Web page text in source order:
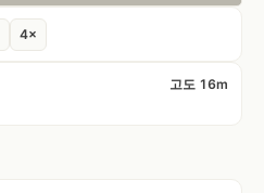
4×
고도 16m